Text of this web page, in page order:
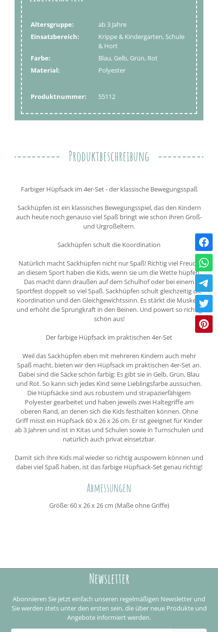
Altersgruppe:
ab 3 Jahre
Einsatzbereich:
Krippe & Kindergarten, Schule
& Hort
Farbe:
Blau, Gelb, Grün, Rot
Material:
Polyester
Produktnummer: 55112
Produktbeschreibung
Farbiger Hüpfsack im 4er-Set - der klassische Bewegungsspaß
Sackhüpfen ist ein klassisches Bewegungsspiel, das den Kindern
auch heute noch genauso viel Spaß bringt wie schon ihren Groß-
und Urgroßeltern.
Sackhüpfen schult die Koordination
Natürlich macht Sackhüpfen nicht nur Spaß! Richtig viel Freude
an diesem Sport haben die Kids, wenn sie um die Wette hüpfen.
Das macht dann draußen auf dem Schulhof oder bei einem
Sportfest doppelt so viel Spaß. Sackhüpfen schult gleichzeitig die
Koordination und den Gleichgewichtssinn. Es stärkt die Muskeln
und erhöht die Sprungkraft in den Beinen. Und powert so richtig
schön aus!
Der farbige Hüpfsack im praktischen 4er-Set
Weil das Sackhüpfen eben mit mehreren Kindern auch mehr
Spaß macht, bieten wir den Hüpfsack im praktischen 4er-Set an.
Dabei sind die Säcke schön farbig: Es gibt sie in Gelb, Grün, Blau
und Rot. So kann sich jedes Kind seine Lieblingsfarbe aussuchen.
Die Hüpfsäcke sind aus robustem und strapazierfähigem
Polyester gearbeitet und haben jeweils zwei Haltegriffe am
oberen Rand, an denen sich die Kids festhalten können. Ohne
Griff misst ein Hüpfsack 60 x 26 x 26 cm. Er ist geeignet für Kinder
ab 3 Jahren und ist in Kitas und Schulen sowie in Turnschulen und
natürlich auch privat einsetzbar.
Damit sich Ihre Kids mal wieder so richtig auspowern können und
dabei viel Spaß haben, ist das farbige Hüpfsack-Set genau richtig!
Abmessungen
Größe: 60 x 26 x 26 cm (Maße ohne Griffe)
Newsletter
Abonnieren Sie jetzt einfach unseren regelmäßigen Newsletter und
Sie werden stets unter den ersten sein, die über neue Produkte und
Angebote informiert werden.